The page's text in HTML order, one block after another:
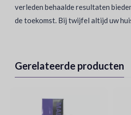
verleden behaalde resultaten
de toekomst. Bij twijfel altijd uw
Gerelateerde producten